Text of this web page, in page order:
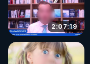
2:07:19